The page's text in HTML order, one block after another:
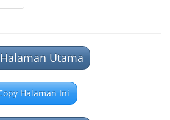
Halaman Utama